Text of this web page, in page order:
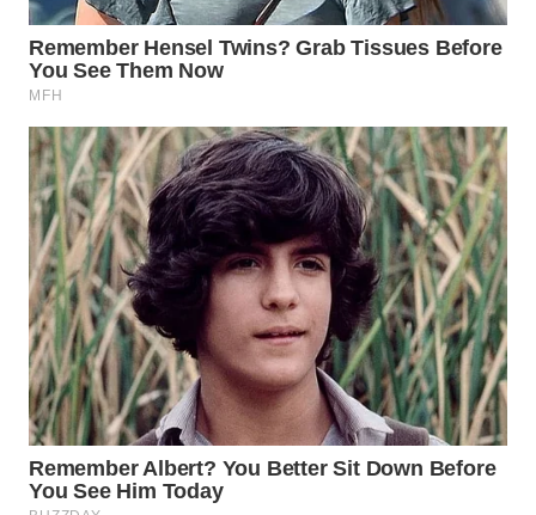
WAHANA
TRAVEL
TV
WAHANANEWS
ID
WAHANANEWS
CO ID
WAHANANEWS
NET
WAHANA
SPORT